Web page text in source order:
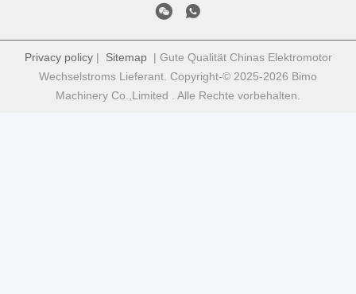
Privacy policy| Sitemap| Gute Qualität Chinas Elektromotor
Wechselstroms Lieferant. Copyright-© 2025-2026 Bimo
Machinery Co.,Limited . Alle Rechte vorbehalten.